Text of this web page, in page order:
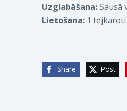
Uzglabāšana:Sausā
Lietošana: 1
Share Post